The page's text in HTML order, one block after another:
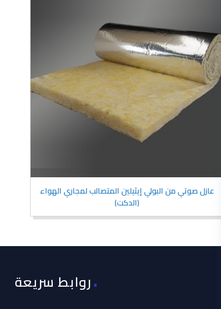
عازل صوتي من البولي إيثيلين المتصالب لمجاري الهواء
(الدكت)
روابط سريعة.